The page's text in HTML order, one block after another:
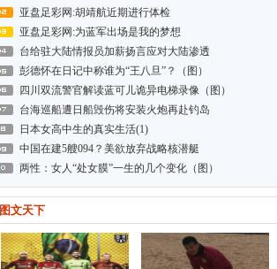
亚盘足彩网:胡靖航近期进行体检
亚盘足彩网:为蓝军出场是我的梦想
台给驻大陆情报员加薪扬言应对大陆渗透
彭德怀在日记中称谁为“王八旦”？（图）
四川双流警官解读蓝可儿诡异电梯录像（图）
台海巡船遭日船毁伤将安装火炮再赴钓岛
日本女高中生的真实生活(1)
中国在建5艘094？美欲放弃战略核潜艇
两性：女人“处女膜”一生的几个变化（图）
图文天下